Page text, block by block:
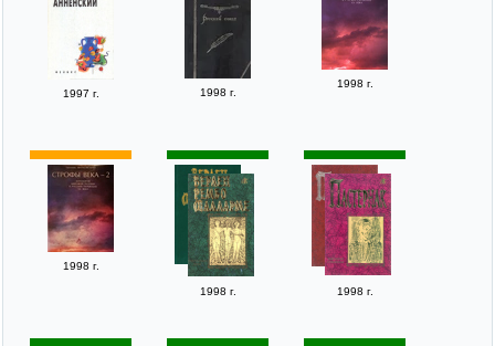
1997 г. 1998 г.
1998 г.
1998 г.
1998 г. 1998 г.